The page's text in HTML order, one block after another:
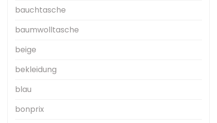
bauchtasche
baumwolltasche
beige
bekleidung
blau
bonprix